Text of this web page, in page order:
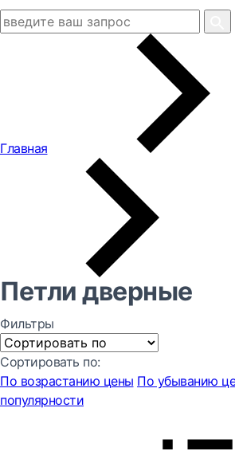
Главная
Петли дверные
Фильтры
Сортировать по:
По возрастанию цены По убыванию
популярности